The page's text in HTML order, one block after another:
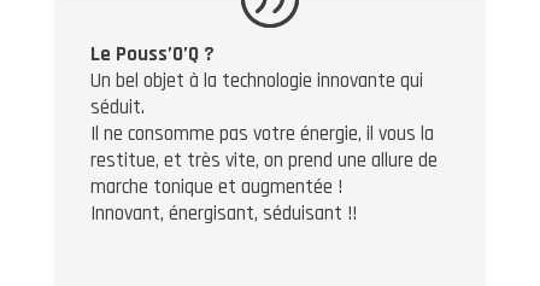
Le Pouss’O’Q ?
Un bel objet à la technologie innovante qui
séduit.
Il ne consomme pas votre énergie, il vous la
restitue, et très vite, on prend une allure de
marche tonique et augmentée !
Innovant, énergisant, séduisant !!